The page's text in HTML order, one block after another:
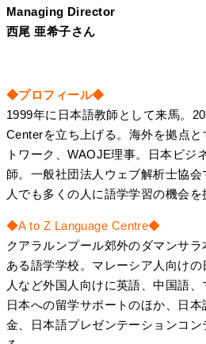
Managing Director
西尾 亜希子さん
◆プロフィール◆
1999年に日本語教師として来馬。
Centerを立ち上げる。海外を拠点
トワーク、WAOJE理事。日本ビジ
師。一般社団法人ウェブ解析士協
人でも多くの人に語学学習の機会を
◆A to Z Language Centre◆
クアラルンプール郊外のダマンサ
ある語学学校。マレーシア人向け
人など外国人向けに英語、中国語、
日本への留学サポートのほか、日
金、日本語プレゼンテーションコ